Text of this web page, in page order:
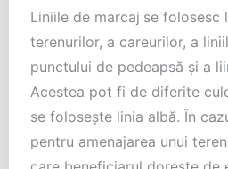
Liniile de marcaj se folosesc
terenurilor, a careurilor, a
punctului de pedeapsă și a
Acestea pot fi de diferite
se folosește linia albă. În
pentru amenajarea unui